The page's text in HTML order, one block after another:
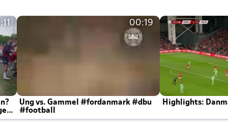
00:19
Ung vs. Gammel #fordanmark #dbu
#football
Highlights: